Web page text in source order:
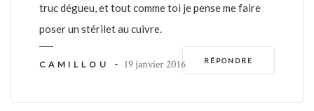
truc dégueu, et tout comme toi je pense me faire
poser un stérilet au cuivre.
RÉPONDRE
CAMILLOU - 19 janvier 2016